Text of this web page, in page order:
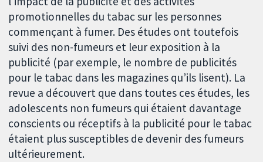
promotionnelles du tabac sur les personnes
commençant à fumer. Des études ont toutefois
suivi des non-fumeurs et leur exposition à la
publicité (par exemple, le nombre de publicités
pour le tabac dans les magazines qu’ils lisent). La
revue a découvert que dans toutes ces études, les
adolescents non fumeurs qui étaient davantage
conscients ou réceptifs à la publicité pour le tabac
étaient plus susceptibles de devenir des fumeurs
ultérieurement.